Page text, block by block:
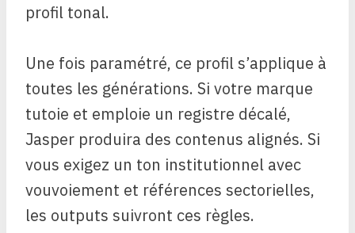
profil tonal.
Une fois paramétré, ce profil s’applique à
toutes les générations. Si votre marque
tutoie et emploie un registre décalé,
Jasper produira des contenus alignés. Si
vous exigez un ton institutionnel avec
vouvoiement et références sectorielles,
les outputs suivront ces règles.